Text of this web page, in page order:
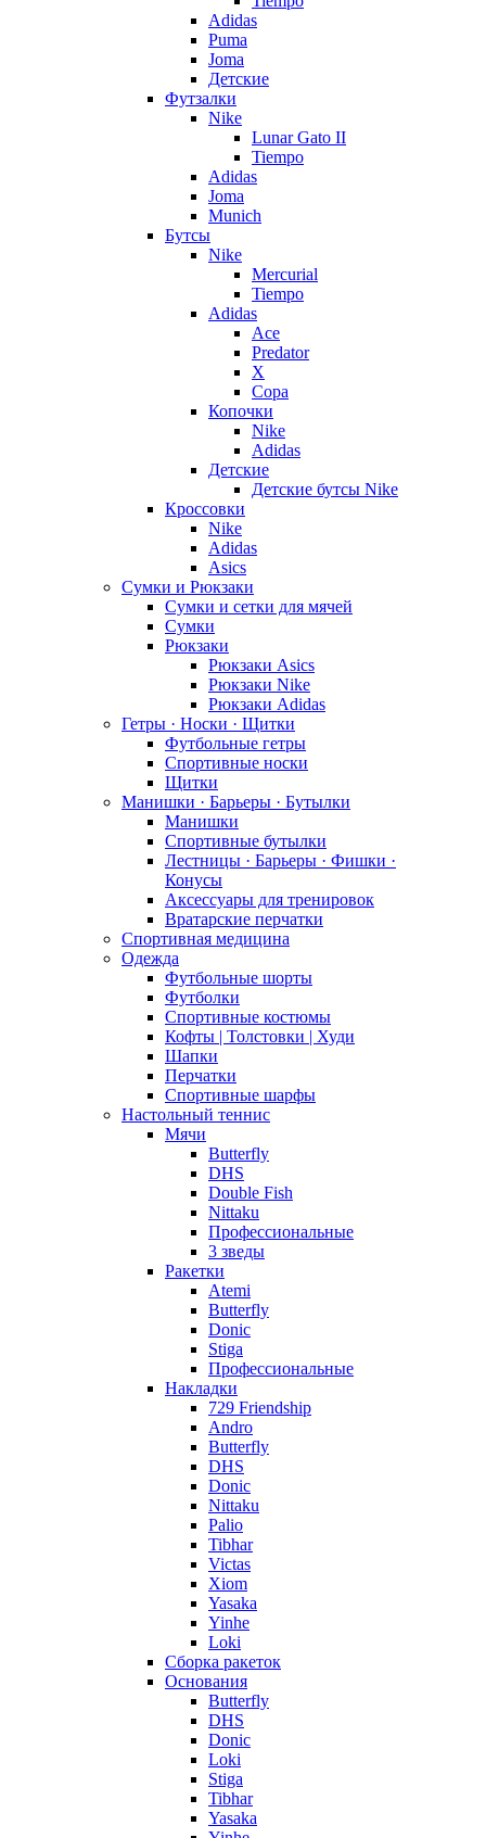
Adidas
Puma
Joma
Детские
Футзалки
Nike
Lunar Gato II
Tiempo
Adidas
Joma
Munich
Бутсы
Nike
Mercurial
Tiempo
Adidas
Ace
Predator
X
Copa
Копочки
Nike
Adidas
Детские
Детские бутсы Nike
Кроссовки
Nike
Adidas
Asics
Сумки и Рюкзаки
Сумки и сетки для мячей
Сумки
Рюкзаки
Рюкзаки Asics
Рюкзаки Nike
Рюкзаки Adidas
Гетры · Носки · Щитки
Футбольные гетры
Спортивные носки
Щитки
Манишки · Барьеры · Бутылки
Манишки
Спортивные бутылки
Лестницы · Барьеры · Фишки ·
Конусы
Аксессуары для тренировок
Вратарские перчатки
Спортивная медицина
Одежда
Футбольные шорты
Футболки
Спортивные костюмы
Кофты | Толстовки | Худи
Шапки
Перчатки
Спортивные шарфы
Настольный теннис
Мячи
Butterfly
DHS
Double Fish
Nittaku
Профессиональные
3 зведы
Ракетки
Atemi
Butterfly
Donic
Stiga
Профессиональные
Накладки
729 Friendship
Andro
Butterfly
DHS
Donic
Nittaku
Palio
Tibhar
Victas
Xiom
Yasaka
Yinhe
Loki
Сборка ракеток
Основания
Butterfly
DHS
Donic
Loki
Stiga
Tibhar
Yasaka